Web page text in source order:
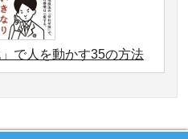
で人を動かす35の方法